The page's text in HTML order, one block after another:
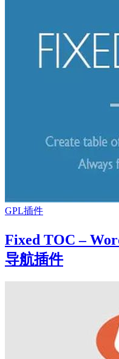
GPL插件
Fixed TOC –
导航插件